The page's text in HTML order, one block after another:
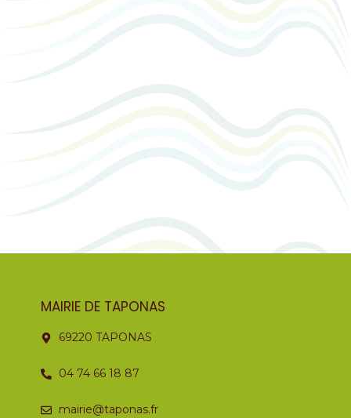
MAIRIE DE TAPONAS
69220 TAPONAS
04 74 66 18 87
mairie@taponas.fr